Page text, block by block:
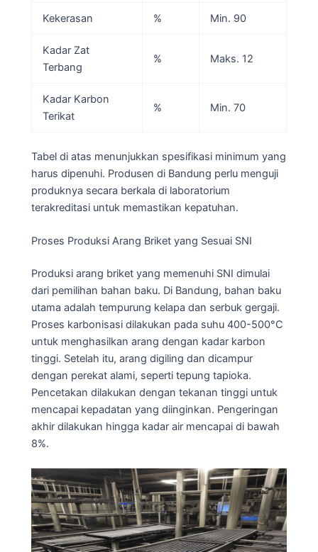
Kekerasan % Min. 90
Kadar Zat
Terbang
% Maks. 12
Kadar Karbon
Terikat
% Min. 70
Tabel di atas menunjukkan spesifikasi minimum yang
harus dipenuhi. Produsen di Bandung perlu menguji
produknya secara berkala di laboratorium
terakreditasi untuk memastikan kepatuhan.
Proses Produksi Arang Briket yang Sesuai SNI
Produksi arang briket yang memenuhi SNI dimulai
dari pemilihan bahan baku. Di Bandung, bahan baku
utama adalah tempurung kelapa dan serbuk gergaji.
Proses karbonisasi dilakukan pada suhu 400-500°C
untuk menghasilkan arang dengan kadar karbon
tinggi. Setelah itu, arang digiling dan dicampur
dengan perekat alami, seperti tepung tapioka.
Pencetakan dilakukan dengan tekanan tinggi untuk
mencapai kepadatan yang diinginkan. Pengeringan
akhir dilakukan hingga kadar air mencapai di bawah
8%.